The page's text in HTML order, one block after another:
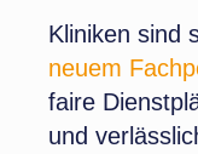
Kliniken sind
neuem
faire
und